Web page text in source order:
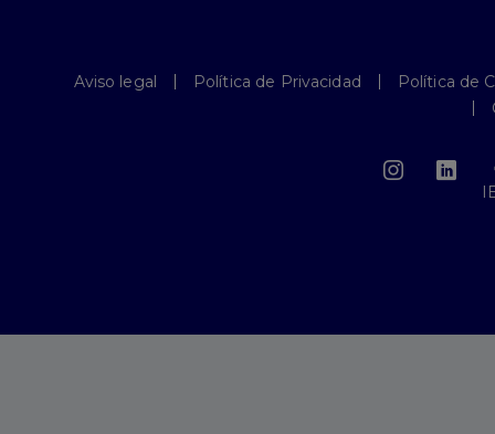
Aviso legal Política de Privacidad
Política de